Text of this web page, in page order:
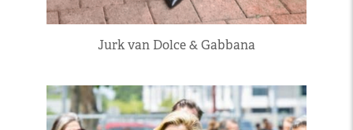
Jurk van Dolce & Gabbana